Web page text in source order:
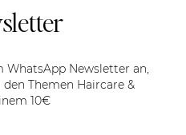
WhatsApp Newsletter an,
Themen Haircare &
10€